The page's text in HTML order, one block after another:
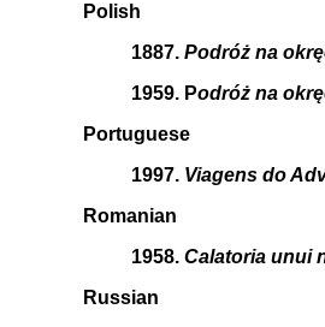
Polish
1887.Podróż na
1959. Podróż na
Portuguese
1997. Viagens do
Romanian
1958.Calatoria unui
Russian